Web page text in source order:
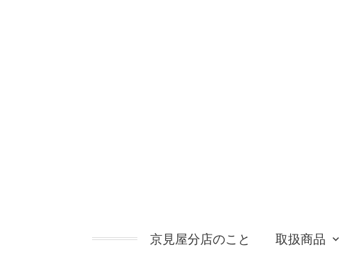
京見屋分店のこと 取扱商品